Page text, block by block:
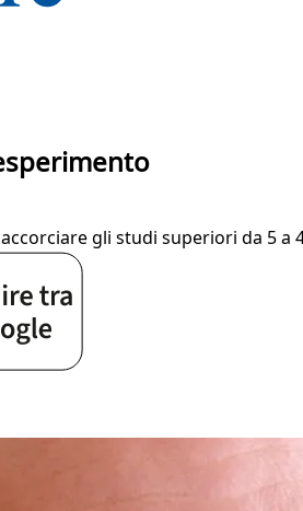
gli studi superiori da 5